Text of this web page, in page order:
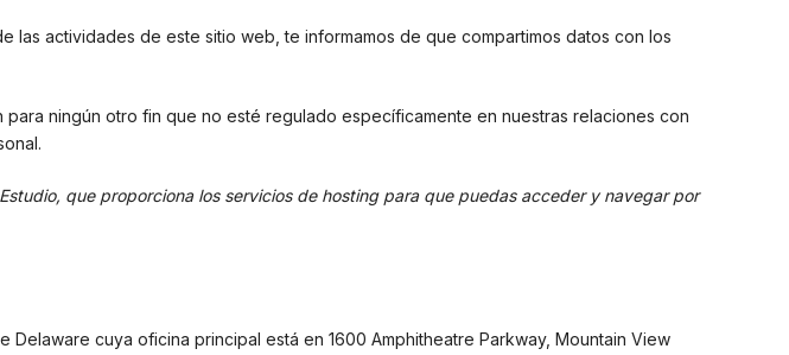
actividades de este sitio web, te informamos de que compartimos datos con los
ningún otro fin que no esté regulado específicamente en nuestras relaciones con
que proporciona los servicios de hosting para que puedas acceder y navegar por
cuya oficina principal está en 1600 Amphitheatre Parkway, Mountain View